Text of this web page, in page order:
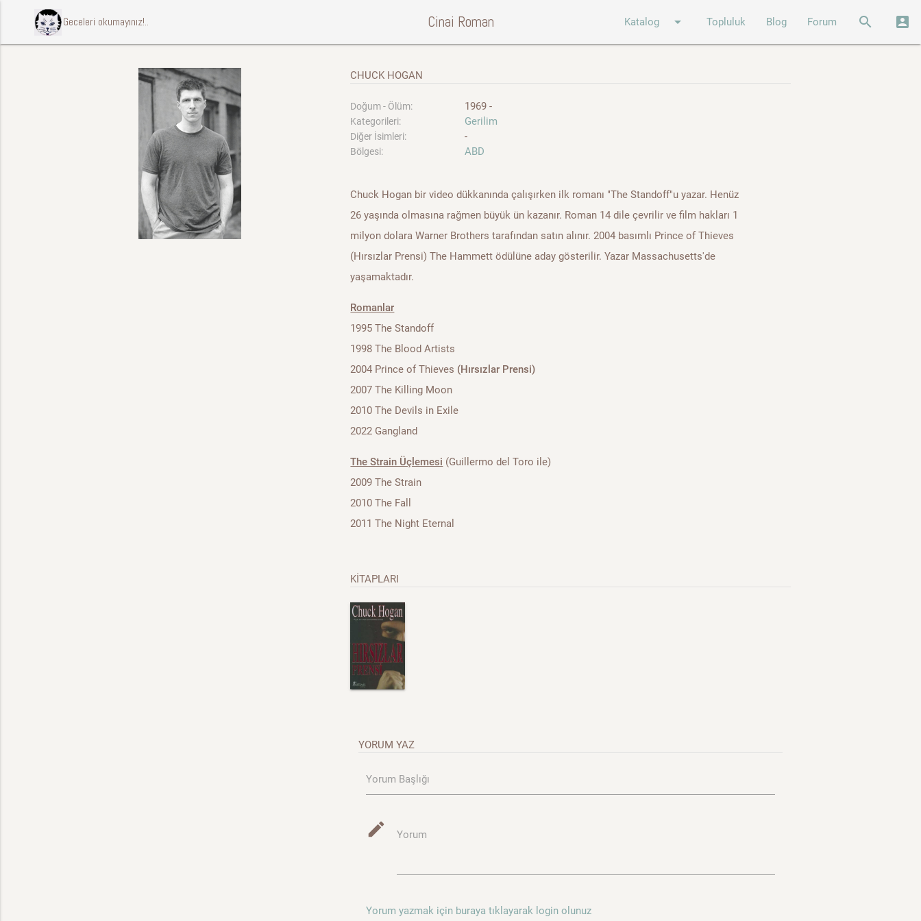
ccccci Geceleri okumayınız!.. Cinai Roman Katalog arrow_drop_down Topluluk Blog Forum search account_box
CHUCK HOGAN
Doğum - Ölüm: 1969 -
Kategorileri: Gerilim
Diğer İsimleri: -
Bölgesi: ABD
Chuck Hogan bir video dükkanında çalışırken ilk romanı "The Standoff"u yazar. Henüz
26 yaşında olmasına rağmen büyük ün kazanır. Roman 14 dile çevrilir ve film hakları 1
milyon dolara Warner Brothers tarafından satın alınır. 2004 basımlı Prince of Thieves
(Hırsızlar Prensi) The Hammett ödülüne aday gösterilir. Yazar Massachusetts'de
yaşamaktadır.
Romanlar
1995 The Standoff
1998 The Blood Artists
2004 Prince of Thieves (Hırsızlar Prensi)
2007 The Killing Moon
2010 The Devils in Exile
2022 Gangland
The Strain Üçlemesi (Guillermo del Toro ile)
2009 The Strain
2010 The Fall
2011 The Night Eternal
KİTAPLARI
YORUM YAZ
Yorum Başlığı
mode_edit Yorum
Yorum yazmak için buraya tıklayarak login olunuz